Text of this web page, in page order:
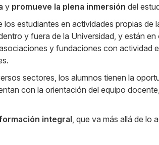
y promueve la plena inmersión del
estudiantes en actividades propias de
y fuera de la Universidad, y están
y fundaciones con actividad
sectores, los alumnos tienen la
con la orientación del equipo
integral , que va más allá de